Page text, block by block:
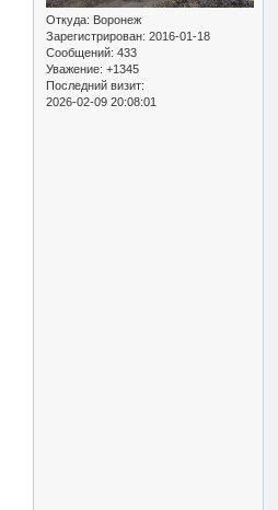
Откуда: Воронеж
Зарегистрирован: 2016-01-18
Сообщений: 433
Уважение: +1345
Последний визит:
2026-02-09 20:08:01